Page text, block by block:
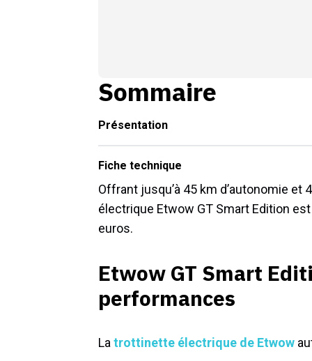
Sommaire
Présentation
Fiche technique
Offrant jusqu’à 45 km d’autonomie
électrique Etwow GT Smart Edition
euros.
Etwow GT Smart
performances
La trottinette électrique de Etwow